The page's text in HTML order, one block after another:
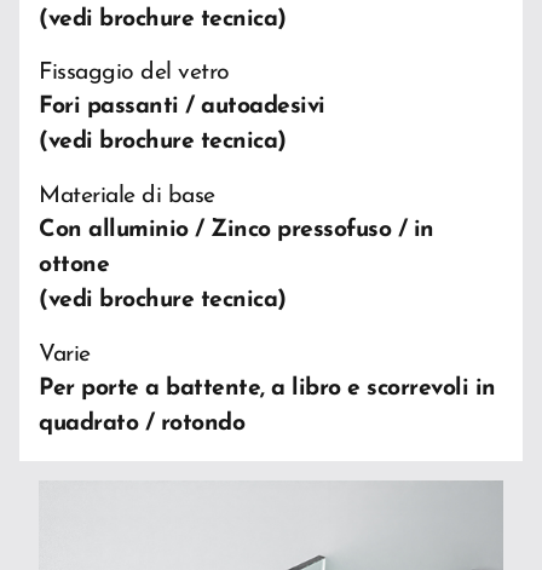
(vedi brochure tecnica)
Fissaggio del vetro
Fori passanti / autoadesivi
(vedi brochure tecnica)
Materiale di base
Con alluminio / Zinco pressofuso / in
ottone
(vedi brochure tecnica)
Varie
Per porte a battente, a libro e scorrevoli in
quadrato / rotondo